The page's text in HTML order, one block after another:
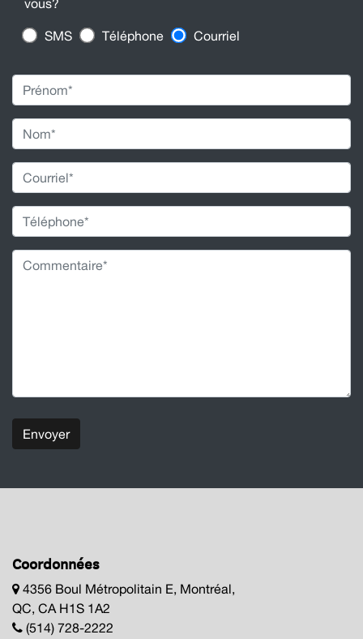
vous?
SMS Téléphone Courriel
Envoyer
Coordonnées
4356 Boul Métropolitain E, Montréal,
QC, CA H1S 1A2
(514) 728-2222